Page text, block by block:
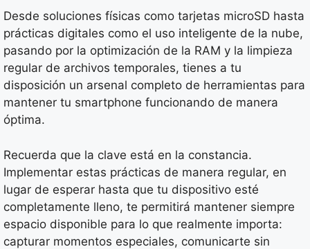
Desde soluciones físicas como tarjetas microSD hasta
prácticas digitales como el uso inteligente de la nube,
pasando por la optimización de la RAM y la limpieza
regular de archivos temporales, tienes a tu
disposición un arsenal completo de herramientas para
mantener tu smartphone funcionando de manera
óptima.
Recuerda que la clave está en la constancia.
Implementar estas prácticas de manera regular, en
lugar de esperar hasta que tu dispositivo esté
completamente lleno, te permitirá mantener siempre
espacio disponible para lo que realmente importa:
capturar momentos especiales, comunicarte sin